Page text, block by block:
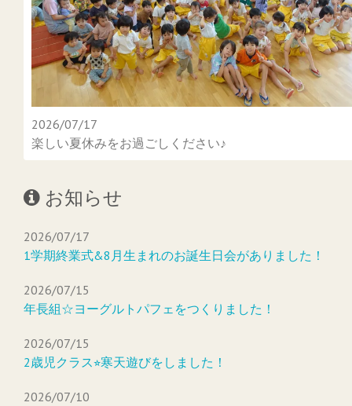
2026/07/17
楽しい夏休みをお過ごしください♪
お知らせ
2026/07/17
1学期終業式&8月生まれのお誕生日会がありました！
2026/07/15
年長組☆ヨーグルトパフェをつくりました！
2026/07/15
2歳児クラス⭐︎寒天遊びをしました！
2026/07/10